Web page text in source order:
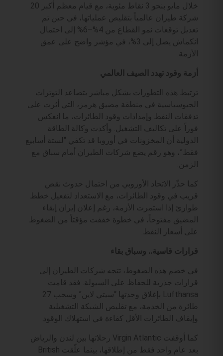
خلال مايو بنحو 3 نقاط مئوية، مع قيام معظم أكبر 20
شركة طيران عالمياً بتقليص عملياتها، في حين تم
تعديل توقعات نمو القطاع من 4%–6% إلى احتمال
انكماش يصل إلى 3%، في مؤشر واضح على عمق
الأزمة.
أزمة وقود تهدد الصيف العالمي
ترتبط هذه التطورات بشكل مباشر بتصاعد التوترات
الجيوسياسية في منطقة مضيق هرمز، التي أثرت على
تدفقات النفط وإمدادات وقود الطائرات، ما انعكس
فوراً على تكاليف التشغيل. وأكدت وكالة الطاقة
الدولية أن المخزونات في أوروبا قد تكفي “لستة أسابيع
فقط”، وهو رقم يضع شركات الطيران أمام سباق مع
الزمن.
كما حذّر الاتحاد الأوروبي من احتمال حدوث نقص
قريب في وقود الطائرات، مع الاستعداد لتفعيل خطط
طوارئ إذا استمرت الأزمة، رغم إعلان إيران إبقاء
المضيق مفتوحاً، في خطوة خففت مؤقتاً من الضغوط
على أسعار النفط.
قرارات قاسية.. وسباق بقاء
في خضم هذه الضغوط، تتجه شركات الطيران إلى
قرارات جذرية للحفاظ على السيولة. فقد قامت
Lufthansa بإغلاق وحدتها “سيتي لاين” وسحب 27
طائرة من الخدمة، مع تقليص الشبكة التشغيلية
وإيقاف الطائرات الأقل كفاءة في استهلاك الوقود.
كما أوقفت Virgin Atlantic رحلاتها بين لندن والرياض
بعد عام واحد فقط من إطلاقها، بينما علّقت British